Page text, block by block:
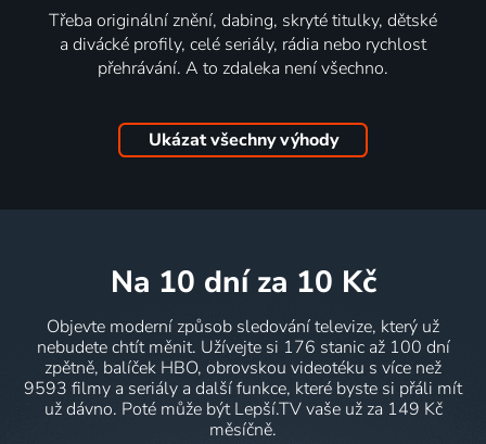
Třeba originální znění, dabing, skryté titulky, dětské
a divácké profily, celé seriály, rádia nebo rychlost
přehrávání. A to zdaleka není všechno.
Ukázat všechny výhody
na 10 dní za 10 Kč
Objevte moderní způsob sledování televize, který už
nebudete chtít měnit. Užívejte si 176 stanic až 100 dní
zpětně, balíček HBO, obrovskou videotéku s více než
9593 filmy a seriály a další funkce, které byste si přáli mít
už dávno. Poté může být Lepší.TV vaše už za 149 Kč
měsíčně.